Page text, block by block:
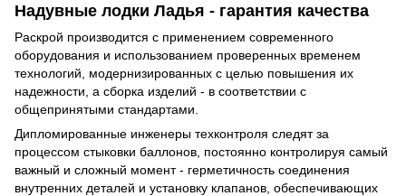
Надувные лодки Ладья - гарантия качества
Раскрой производится с применением современного
оборудования и использованием проверенных временем
технологий, модернизированных с целью повышения их
надежности, а сборка изделий - в соответствии с
общепринятыми стандартами.
Дипломированные инженеры техконтроля следят за
процессом стыковки баллонов, постоянно контролируя самый
важный и сложный момент - герметичность соединения
внутренних деталей и установку клапанов, обеспечивающих